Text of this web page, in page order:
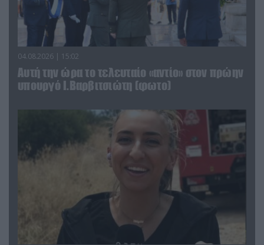
04.08.2026 | 15:02
Αυτή την ώρα το τελευταίο «αντίο» στον πρώην
υπουργό Ι.Βαρβιτσιώτη (φωτο)